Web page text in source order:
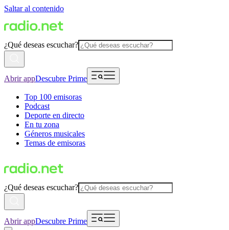
Saltar al contenido
¿Qué deseas escuchar?
Abrir appDescubre Prime
Top 100 emisoras
Podcast
Deporte en directo
En tu zona
Géneros musicales
Temas de emisoras
¿Qué deseas escuchar?
Abrir appDescubre Prime